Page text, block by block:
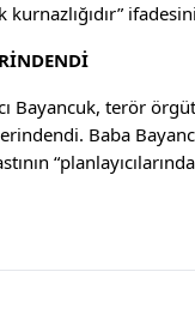
kurnazlığıdır”
Bayancuk, terör
Baba